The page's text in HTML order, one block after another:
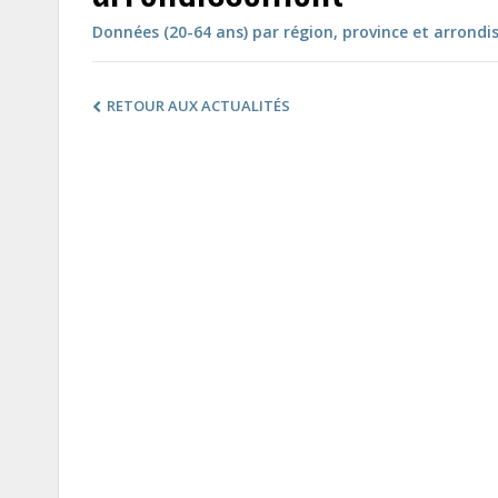
Données (20-64 ans) par région, province et
RETOUR AUX ACTUALITÉS